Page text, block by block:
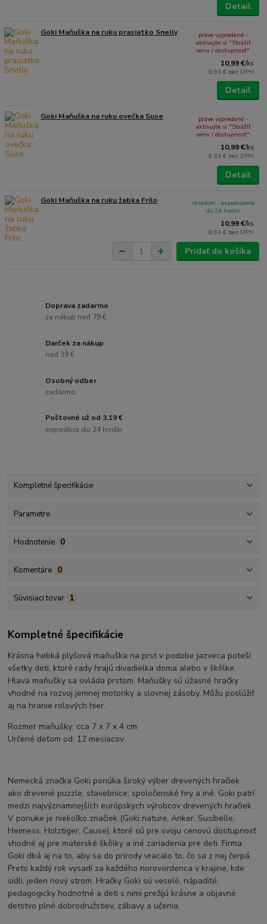
Detail
Goki Maňuška na ruku prasiatko Snelly
10,99 €/ks
8,93 € bez DPH
práve vypredané -
aktivujte si "Strážiť
cenu / dostupnosť"
Detail
Goki Maňuška na ruku ovečka Suse
10,99 €/ks
8,93 € bez DPH
práve vypredané -
aktivujte si "Strážiť
cenu / dostupnosť"
Detail
Goki Maňuška na ruku žabka Frilo
10,99 €/ks
8,93 € bez DPH
skladom - expedujeme
do 24 hodín
Pridať do košíka
Doprava zadarmo
za nákup nad 79 €
Darček za nákup
nad 39 €
Osobný odber
zadarmo
Poštovné už od 3,19 €
expedícia do 24 hodín
Kompletné špecifikácie
Parametre
Hodnotenie 0
Komentáre 0
Súvisiaci tovar 1
Kompletné špecifikácie
Krásna hebká plyšová maňuška na prst v podobe jazveca poteší
všetky deti, ktoré rady hrajú divadielka doma alebo v škôlke.
Hlava maňušky sa ovláda prstom. Maňušky sú úžasné hračky
vhodné na rozvoj jemnej motoriky a slovnej zásoby. Môžu poslúžiť
aj na hranie rolových hier.
Rozmer maňušky: cca 7 x 7 x 4 cm
Určené deťom od: 12 mesiacov
Nemecká značka Goki ponúka široký výber drevených hračiek
ako drevené puzzle, stavebnice, spoločenské hry a iné. Goki patrí
medzi najvýznamnejších európskych výrobcov drevených hračiek.
V ponuke je niekoľko značiek (Goki nature, Anker, Susibelle,
Heimess, Holztiger, Cause), ktoré sú pre svoju cenovú dostupnosť
vhodné aj pre materské škôlky a iné zariadenia pre deti. Firma
Goki dbá aj na to, aby sa do prírody vracalo to, čo sa z nej čerpá.
Preto každý rok vysadí za každého norovordenca v krajine, kde
sídli, jeden nový strom. Hračky Goki sú veselé, nápadité,
pedagogicky hodnotné a deti s nimi prežijú krásne a objavné
detstvo plné dobrodružstiev, zábavy a učenia.